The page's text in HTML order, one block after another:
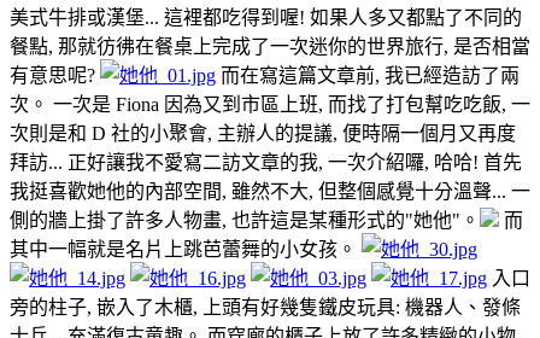
美式牛排或漢堡... 這裡都吃得到喔! 如果人多又都點了不同的
餐點, 那就彷彿在餐桌上完成了一次迷你的世界旅行, 是否相當
有意思呢?
而在寫這篇文章前, 我已經造訪了兩
次。 一次是 Fiona 因為又到市區上班, 而找了打包幫吃吃飯, 一
次則是和 D 社的小聚會, 主辦人的提議, 便時隔一個月又再度
拜訪... 正好讓我不愛寫二訪文章的我, 一次介紹囉, 哈哈! 首先
我挺喜歡她他的內部空間, 雖然不大, 但整個感覺十分溫聲... 一
側的牆上掛了許多人物畫, 也許這是某種形式的"她他"。
而
其中一幅就是名片上跳芭蕾舞的小女孩。
入口
旁的柱子, 嵌入了木櫃, 上頭有好幾隻鐵皮玩具: 機器人、發條